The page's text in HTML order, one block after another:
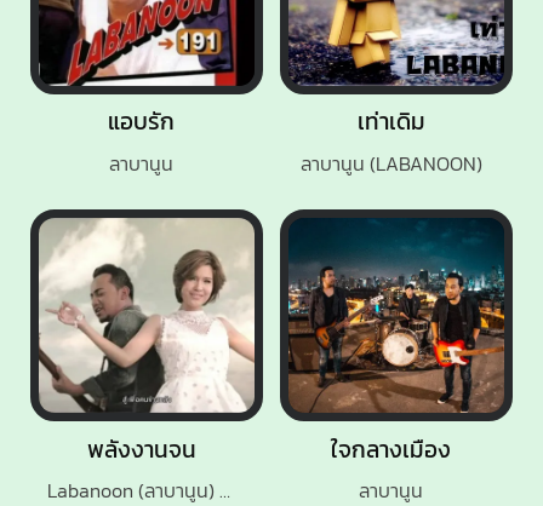
เท่าเดิม
ลาบานูน (LABANOON)
พลังงานจน
Labanoon (ลาบานูน) Feat. เปาวลี พรพิมล
แอบรัก
ลาบานูน
ใจกลางเมือง
ลาบานูน